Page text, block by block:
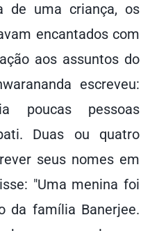
de uma criança, os
encantados com
aos assuntos do
escreveu:
poucas pessoas
Duas ou quatro
seus nomes em
"Uma menina foi
da família Banerjee.